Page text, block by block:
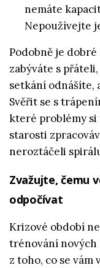
nemáte
Nepoužívejte
Podobně je
zabýváte s
setkání odnášíte,
Svěřit se s
které problémy si
starosti
neroztáčeli
Zvažujte, čemu
odpočívat
Krizové období
trénování nových
z toho, co se vám